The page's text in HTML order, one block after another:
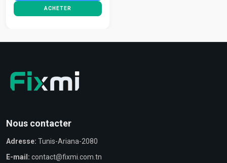
ACHETER
Nous contacter
Adresse: Tunis-Ariana-2080
E-mail: contact@fixmi.com.tn